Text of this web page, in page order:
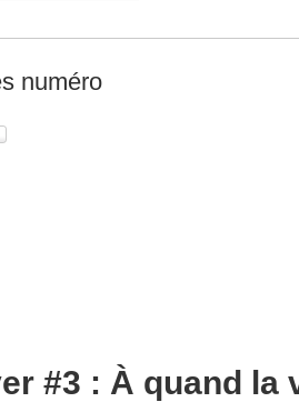
numéro
#3 : À quand la